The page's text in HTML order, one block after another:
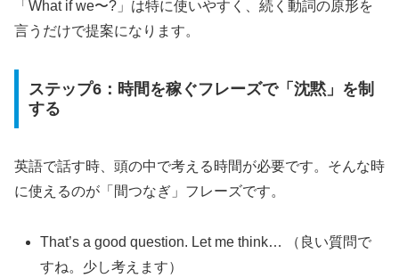
「What if we〜?」は特に使いやすく、続く動詞の原形を
言うだけで提案になります。
ステップ6：時間を稼ぐフレーズで「沈黙」を制
する
英語で話す時、頭の中で考える時間が必要です。そんな時
に使えるのが「間つなぎ」フレーズです。
That’s a good question. Let me think… （良い質問で
すね。少し考えます）